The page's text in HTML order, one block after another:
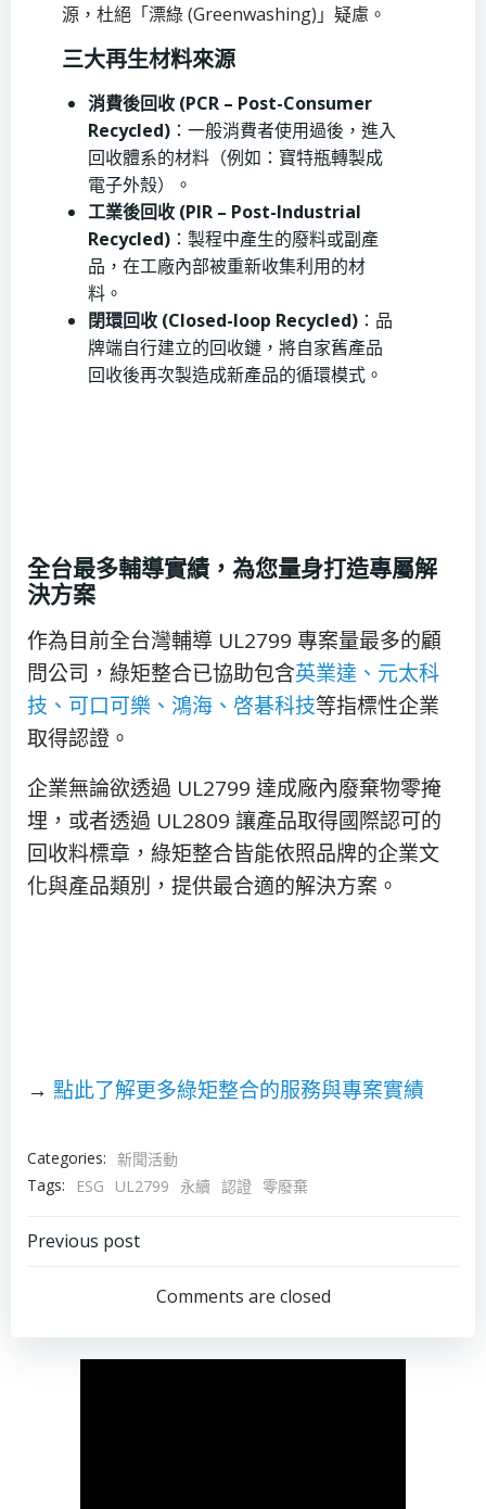
源，杜絕「漂綠 (Greenwashing)」疑慮。
三大再生材料來源
消費後回收 (PCR – Post-Consumer
Recycled)：一般消費者使用過後，進入
回收體系的材料（例如：寶特瓶轉製成
電子外殼）。
工業後回收 (PIR – Post-Industrial
Recycled)：製程中產生的廢料或副產
品，在工廠內部被重新收集利用的材
料。
閉環回收 (Closed-loop Recycled)：品
牌端自行建立的回收鏈，將自家舊產品
回收後再次製造成新產品的循環模式。
全台最多輔導實績，為您量身打造專屬解
決方案
作為目前全台灣輔導 UL2799 專案量最多的顧
問公司，綠矩整合已協助包含英業達、元太科
技、可口可樂、鴻海、啓碁科技等指標性企業
取得認證。
企業無論欲透過 UL2799 達成廠內廢棄物零掩
埋，或者透過 UL2809 讓產品取得國際認可的
回收料標章，綠矩整合皆能依照品牌的企業文
化與產品類別，提供最合適的解決方案。
→ 點此了解更多綠矩整合的服務與專案實績
Categories: 新聞活動
Tags:
ESG UL2799 永續 認證 零廢棄
Post
navigation
Previous post
Comments are closed